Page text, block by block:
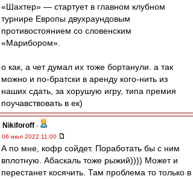
«Шахтер» — стартует в главном клубном
турнире Европы двухраундовым
противостоянием со словенским
«Марибором».
о как, а чет думал их тоже бортанули. а так
можно и по-братски в аренду кого-нить из
наших сдать, за хорушую игру, типа премия
поучавствовать в ек)
Nikiforoff -
06 июл 2022 11:00
А по мне, кофр сойдет. Поработать бы с ним
вплотную. Абаскаль тоже рыжий)))) Может и
перестанет косячить. Там проблема то только в